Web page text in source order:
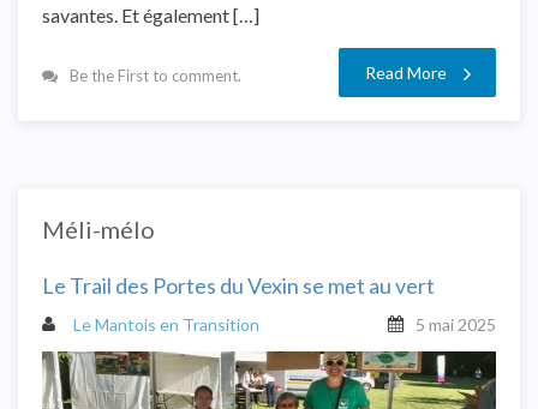
savantes. Et également […]
Be the First to comment. Read More
Méli-mélo
Le Trail des Portes du Vexin se met au vert
Le Mantois en Transition 5 mai 2025